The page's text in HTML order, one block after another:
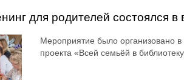
для родителей состоялся
Мероприятие было организовано в
проекта «Всей семьёй в